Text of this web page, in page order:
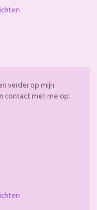
verder op mijn
contact met me op: